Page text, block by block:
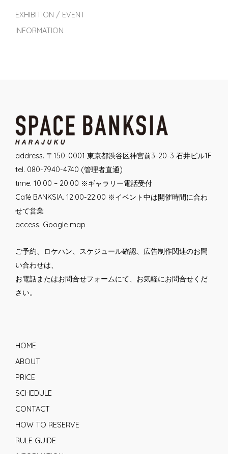
EXHIBITION / EVENT
INFORMATION
address. 〒150-0001 東京都渋谷区神宮前3-20-3 石井ビル1F
tel. 080-7940-4740 (管理者直通)
time. 10:00 – 20:00 ※ギャラリー電話受付
Café BANKSIA. 12:00-22:00 ※イベント中は開催時間に合わ
せて営業
access. Google map
ご予約、ロケハン、スケジュール確認、広告制作関連のお問
い合わせは、
お電話またはお問合せフォームにて、お気軽にお問合せくだ
さい。
HOME
ABOUT
PRICE
SCHEDULE
CONTACT
HOW TO RESERVE
RULE GUIDE